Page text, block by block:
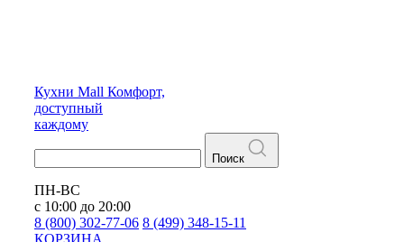
Кухни Mall Комфорт,
доступный
каждому
Поиск
ПН-ВС
с 10:00 до 20:00
8 (800) 302-77-06 8 (499) 348-15-11
КОРЗИНА